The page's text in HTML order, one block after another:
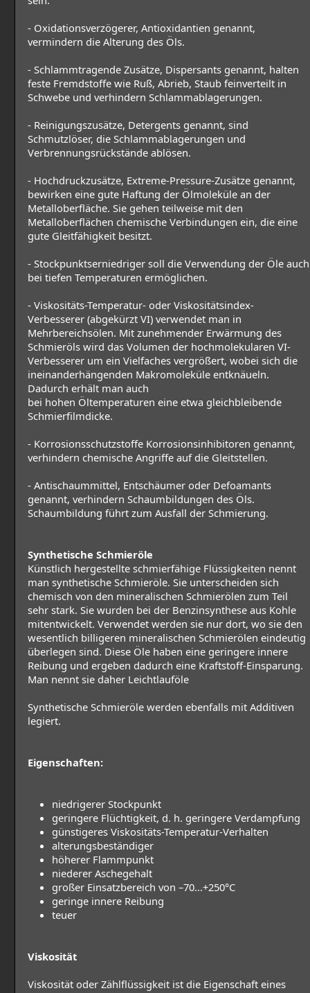
- Oxidationsverzögerer, Antioxidantien genannt,
vermindern die Alterung des Öls.
- Schlammtragende Zusätze, Dispersants genannt, halten
feste Fremdstoffe wie Ruß, Abrieb, Staub feinverteilt in
Schwebe und verhindern Schlammablagerungen.
- Reinigungszusätze, Detergents genannt, sind
Schmutzlöser, die Schlammablagerungen und
Verbrennungsrückstände ablösen.
- Hochdruckzusätze, Extreme-Pressure-Zusätze genannt,
bewirken eine gute Haftung der Ölmoleküle an der
Metalloberfläche. Sie gehen teilweise mit den
Metalloberflächen chemische Verbindungen ein, die eine
gute Gleitfähigkeit besitzt.
- Stockpunktserniedriger soll die Verwendung der Öle auch
bei tiefen Temperaturen ermöglichen.
- Viskositäts-Temperatur- oder Viskositätsindex-
Verbesserer (abgekürzt VI) verwendet man in
Mehrbereichsölen. Mit zunehmender Erwärmung des
Schmieröls wird das Volumen der hochmolekularen VI-
Verbesserer um ein Vielfaches vergrößert, wobei sich die
ineinanderhängenden Makromoleküle entknäueln.
Dadurch erhält man auch
bei hohen Öltemperaturen eine etwa gleichbleibende
Schmierfilmdicke.
- Korrosionsschutzstoffe Korrosionsinhibitoren genannt,
verhindern chemische Angriffe auf die Gleitstellen.
- Antischaummittel, Entschäumer oder Defoamants
genannt, verhindern Schaumbildungen des Öls.
Schaumbildung führt zum Ausfall der Schmierung.
Synthetische Schmieröle
Künstlich hergestellte schmierfähige Flüssigkeiten nennt
man synthetische Schmieröle. Sie unterscheiden sich
chemisch von den mineralischen Schmierölen zum Teil
sehr stark. Sie wurden bei der Benzinsynthese aus Kohle
mitentwickelt. Verwendet werden sie nur dort, wo sie den
wesentlich billigeren mineralischen Schmierölen eindeutig
überlegen sind. Diese Öle haben eine geringere innere
Reibung und ergeben dadurch eine Kraftstoff-Einsparung.
Man nennt sie daher Leichtlauföle
Synthetische Schmieröle werden ebenfalls mit Additiven
legiert.
Eigenschaften:
niedrigerer Stockpunkt
geringere Flüchtigkeit, d. h. geringere Verdampfung
günstigeres Viskositäts-Temperatur-Verhalten
alterungsbeständiger
höherer Flammpunkt
niederer Aschegehalt
großer Einsatzbereich von –70...+250°C
geringe innere Reibung
teuer
Viskosität
Viskosität oder Zählflüssigkeit ist die Eigenschaft eines